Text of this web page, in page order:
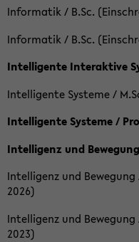
Informatik / B.Sc.
Informatik / B.Sc.
Intelligente Interaktive
Intelligente Systeme /
Intelligente Systeme /
Intelligenz und
Intelligenz und Bewegung
2026)
Intelligenz und Bewegung
2023)